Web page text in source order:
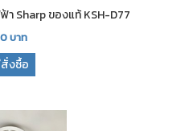
า Sharp ของแท้ KSH-D77
บาท
งซื้อ